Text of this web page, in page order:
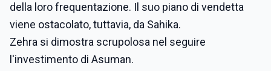
della loro frequentazione. Il suo piano di vendetta
viene ostacolato, tuttavia, da Sahika.
Zehra si dimostra scrupolosa nel seguire
l'investimento di Asuman.